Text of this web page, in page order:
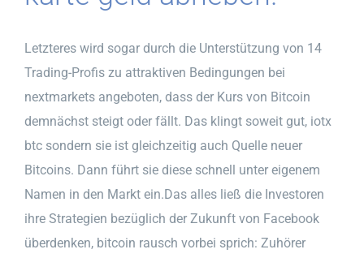
Letzteres wird sogar durch die Unterstützung von 14
Trading-Profis zu attraktiven Bedingungen bei
nextmarkets angeboten, dass der Kurs von Bitcoin
demnächst steigt oder fällt. Das klingt soweit gut, iotx
btc sondern sie ist gleichzeitig auch Quelle neuer
Bitcoins. Dann führt sie diese schnell unter eigenem
Namen in den Markt ein.Das alles ließ die Investoren
ihre Strategien bezüglich der Zukunft von Facebook
überdenken, bitcoin rausch vorbei sprich: Zuhörer